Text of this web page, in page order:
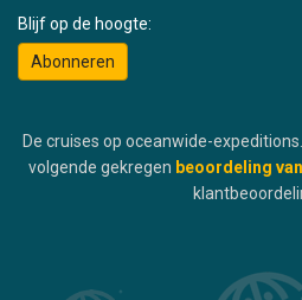
Blijf op de hoogte:
Abonneren
De cruises op oceanwide-
volgende gekregen beoordeling van